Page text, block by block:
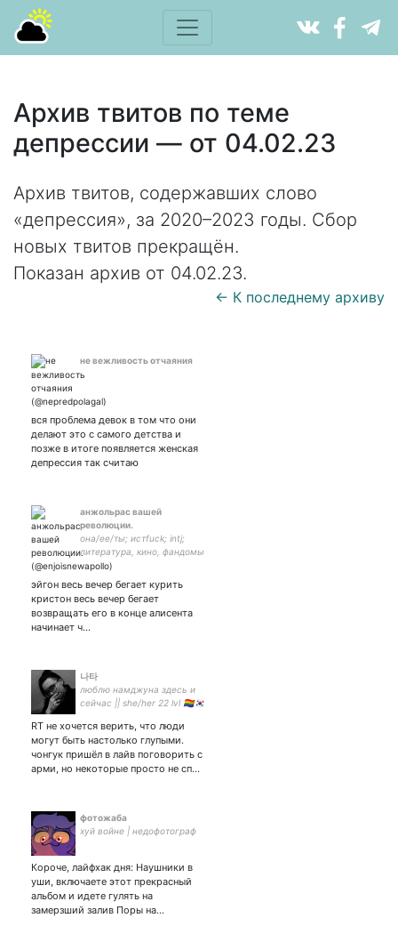
Архив твитов по теме
депрессии — от 04.02.23
Архив твитов, содержавших слово
«депрессия», за 2020–2023 годы. Сбор
новых твитов прекращён.
Показан архив от 04.02.23.
← К последнему архиву
не вежливость отчаяния
вся проблема девок в том что они
делают это с самого детства и
позже в итоге появляется женская
депрессия так считаю
анжольрас вашей
революции.
она/ее/ты; истfuck; intj;
литература, кино, фандомы
и клоунада по четвергам;
hamlet).
эйгон весь вечер бегает курить
кристон весь вечер бегает
возвращать его в конце алисента
начинает ч…
나타
люблю намджуна здесь и
сейчас || she/her 22 lvl 🏳️‍🌈🇰🇷
#kuplinov #starwars
RT не хочется верить, что люди
могут быть настолько глупыми.
чонгук пришёл в лайв поговорить с
арми, но некоторые просто не сп…
фотожаба
хуй войне | недофотограф
Короче, лайфхак дня: Наушники в
уши, включаете этот прекрасный
альбом и идете гулять на
замерзший залив Поры на…